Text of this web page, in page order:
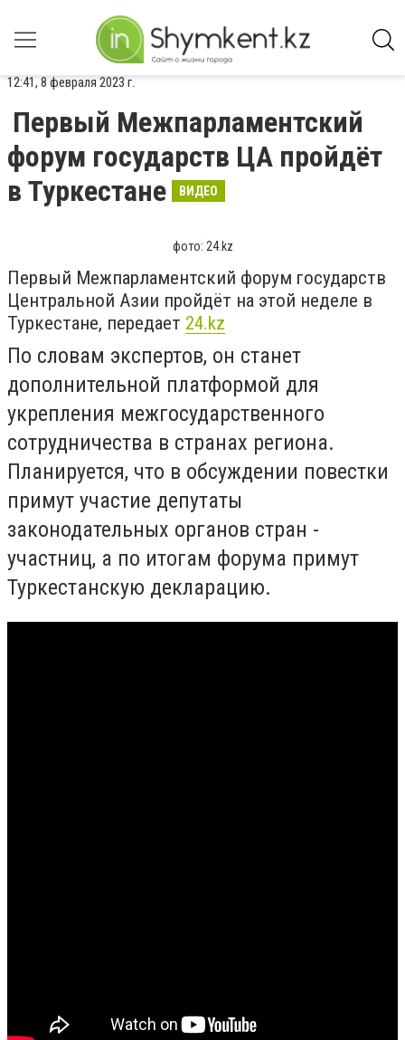
12:41, 8 февраля 2023 г.
Первый Межпарламентский
форум государств ЦА пройдёт
в Туркестане
ВИДЕО
фото: 24.kz
Первый Межпарламентский форум государств
Центральной Азии пройдёт на этой неделе в
Туркестане, передает 24.kz
По словам экспертов, он станет
дополнительной платформой для
укрепления межгосударственного
сотрудничества в странах региона.
Планируется, что в обсуждении повестки
примут участие депутаты
законодательных органов стран -
участниц, а по итогам форума примут
Туркестанскую декларацию.